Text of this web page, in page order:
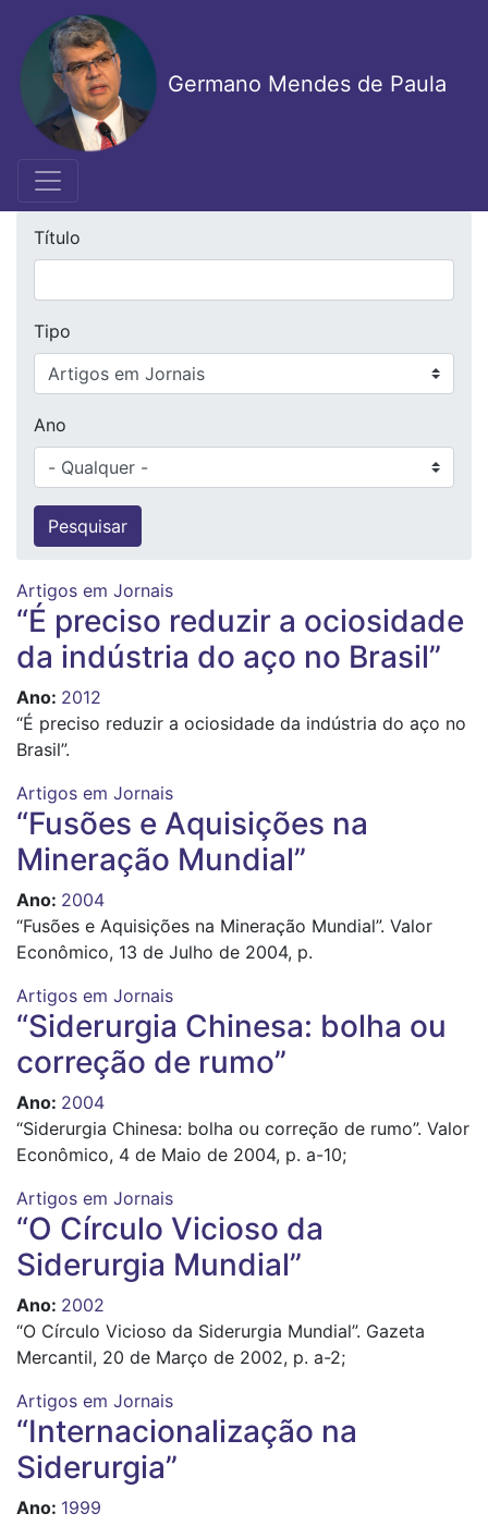
para
conteúdo
principal
Germano Mendes de Paula
Título
Tipo
Ano
Artigos em Jornais
“É preciso reduzir a ociosidade
da indústria do aço no Brasil”
Ano: 2012
“É preciso reduzir a ociosidade da indústria do aço no
Brasil”.
Artigos em Jornais
“Fusões e Aquisições na
Mineração Mundial”
Ano: 2004
“Fusões e Aquisições na Mineração Mundial”. Valor
Econômico, 13 de Julho de 2004, p.
Artigos em Jornais
“Siderurgia Chinesa: bolha ou
correção de rumo”
Ano: 2004
“Siderurgia Chinesa: bolha ou correção de rumo”. Valor
Econômico, 4 de Maio de 2004, p. a-10;
Artigos em Jornais
“O Círculo Vicioso da
Siderurgia Mundial”
Ano: 2002
“O Círculo Vicioso da Siderurgia Mundial”. Gazeta
Mercantil, 20 de Março de 2002, p. a-2;
Artigos em Jornais
“Internacionalização na
Siderurgia”
Ano: 1999